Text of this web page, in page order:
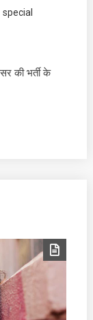
special
की भर्ती के